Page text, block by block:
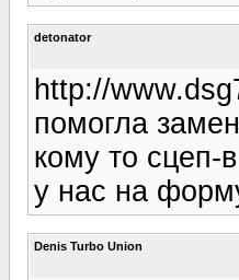
detonator
http://
помогла
кому то сцеп-
у нас на
Denis Turbo Union